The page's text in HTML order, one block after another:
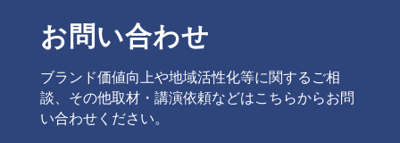
お問い合わせ
ブランド価値向上や地域活性化等に関するご相
談、その他取材・講演依頼などはこちらからお問
い合わせください。